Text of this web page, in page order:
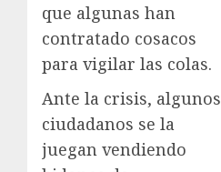
que algunas han
contratado cosacos
para vigilar las colas.
Ante la crisis, algunos
ciudadanos se la
juegan vendiendo